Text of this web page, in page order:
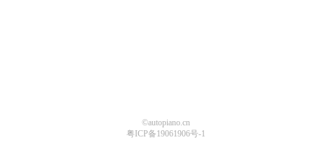
©autopiano.cn
粤ICP备19061906号-1